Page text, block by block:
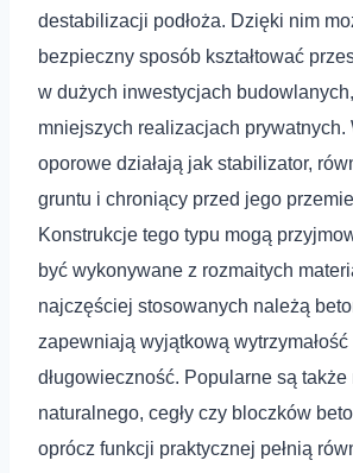
destabilizacji podłoża. Dzięki nim
bezpieczny sposób kształtować
w dużych inwestycjach
mniejszych realizacjach prywatnych.
oporowe działają jak stabilizator,
gruntu i chroniący przed jego
Konstrukcje tego typu mogą
być wykonywane z rozmaitych
najczęściej stosowanych należą
zapewniają wyjątkową wytrzymałość
długowieczność. Popularne są
naturalnego, cegły czy bloczków
oprócz funkcji praktycznej pełnią